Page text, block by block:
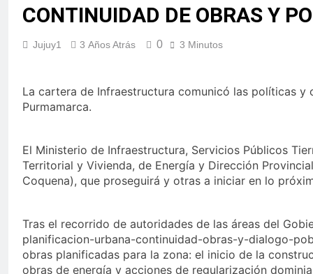
CONTINUIDAD DE OBRAS Y
Jujuy1 3 Años Atrás 0 3 Minutos
La cartera de Infraestructura comunicó las políticas
Purmamarca.
El Ministerio de Infraestructura, Servicios Públicos
Territorial y Vivienda, de Energía y Dirección
Coquena), que proseguirá y otras a iniciar en lo
Tras el recorrido de autoridades de las áreas del
planificacion-urbana-continuidad-obras-y-dialogo-
obras planificadas para la zona: el inicio de la
obras de energía y acciones de regularización